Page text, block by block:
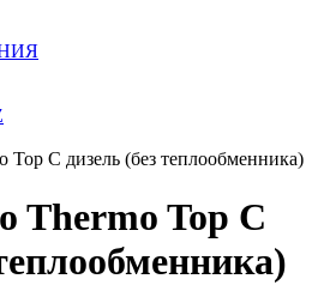
Top C дизель (без теплообменника)
Thermo Top C